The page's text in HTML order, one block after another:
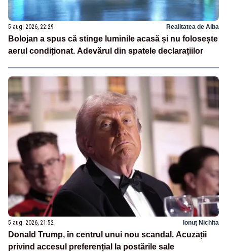
5 aug. 2026, 22:29 Realitatea de Alba
Bolojan a spus că stinge luminile acasă și nu folosește
aerul condiționat. Adevărul din spatele declarațiilor
5 aug. 2026, 21:52 Ionuț Nichita
Donald Trump, în centrul unui nou scandal. Acuzații
privind accesul preferențial la postările sale